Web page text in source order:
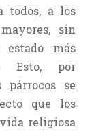
todos, a los
sin
más
Esto, por
se
que los
religiosa